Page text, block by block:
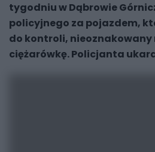
tygodniu w Dąbrowie
policyjnego za pojazdem,
do kontroli, nieoznakowany
ciężarówkę. Policjanta